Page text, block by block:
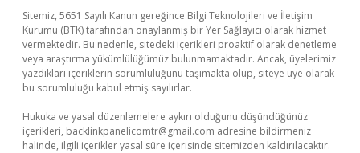
Sitemiz, 5651 Sayılı Kanun gereğince Bilgi Teknolojileri ve İletişim
Kurumu (BTK) tarafından onaylanmış bir Yer Sağlayıcı olarak hizmet
vermektedir. Bu nedenle, sitedeki içerikleri proaktif olarak denetleme
veya araştırma yükümlülüğümüz bulunmamaktadır. Ancak, üyelerimiz
yazdıkları içeriklerin sorumluluğunu taşımakta olup, siteye üye olarak
bu sorumluluğu kabul etmiş sayılırlar.
Hukuka ve yasal düzenlemelere aykırı olduğunu düşündüğünüz
içerikleri, backlinkpanelicomtr@gmail.com adresine bildirmeniz
halinde, ilgili içerikler yasal süre içerisinde sitemizden kaldırılacaktır.